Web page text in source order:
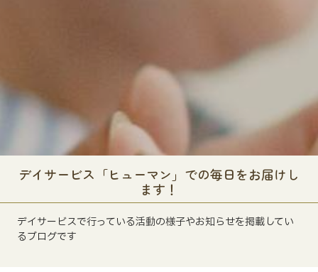
デイサービス「ヒューマン」での毎日をお届けし
ます！
デイサービスで行っている活動の様子やお知らせを掲載してい
るブログです